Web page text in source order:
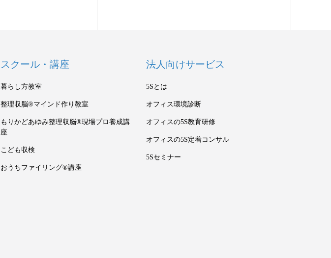
スクール・講座
暮らし方教室
整理収脳®マインド作り教室
もりかどあゆみ整理収脳®現場プロ養成講
座
こども収検
おうちファイリング®講座
法人向けサービス
5Sとは
オフィス環境診断
オフィスの5S教育研修
オフィスの5S定着コンサル
5Sセミナー